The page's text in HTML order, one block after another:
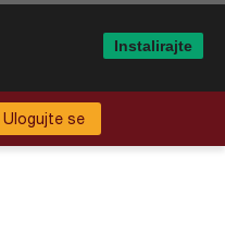
Ulogujte se
Instalirajte